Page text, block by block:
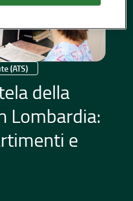
(ATS)
della
Lombardia:
e